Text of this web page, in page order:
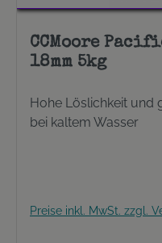
CCMoore
18mm 5kg
Hohe Löslichkeit und
bei kaltem Wasser
Preise inkl. MwSt. zzgl.